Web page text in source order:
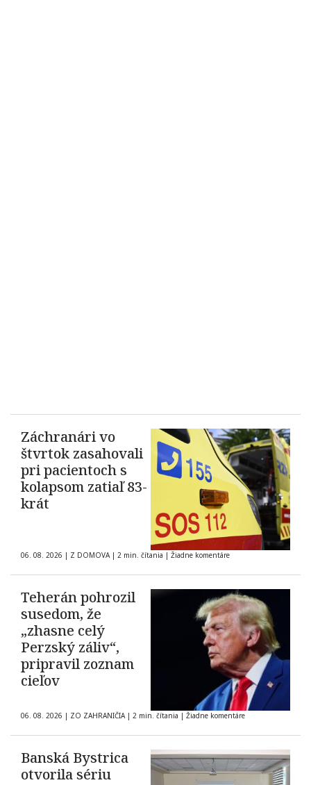
Záchranári vo
štvrtok zasahovali
pri pacientoch s
kolapsom zatiaľ 83-
krát
06. 08. 2026 | Z DOMOVA | 2 min. čítania | Žiadne komentáre
Teherán pohrozil
susedom, že
„zhasne celý
Perzský záliv“,
pripravil zoznam
cieľov
06. 08. 2026 | ZO ZAHRANIČIA | 2 min. čítania | Žiadne komentáre
Banská Bystrica
otvorila sériu